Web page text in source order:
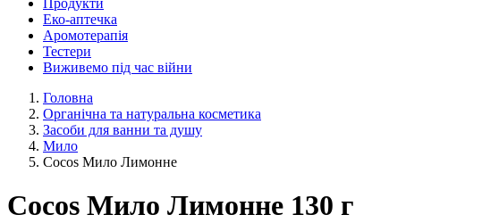
Продукти
Еко-аптечка
Аромотерапія
Тестери
Виживемо під час війни
Головна
Органічна та натуральна косметика
Засоби для ванни та душу
Мило
Cocos Мило Лимонне
Cocos Мило Лимонне 130 г